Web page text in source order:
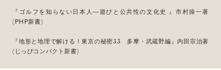
『ゴルフを知らない日本人―遊びと公共性の文化史 』市村操一著
(PHP新書)
『地形と地理で解ける！東京の秘密33 多摩・武蔵野編』内田宗治著
(じっぴコンパクト新書)